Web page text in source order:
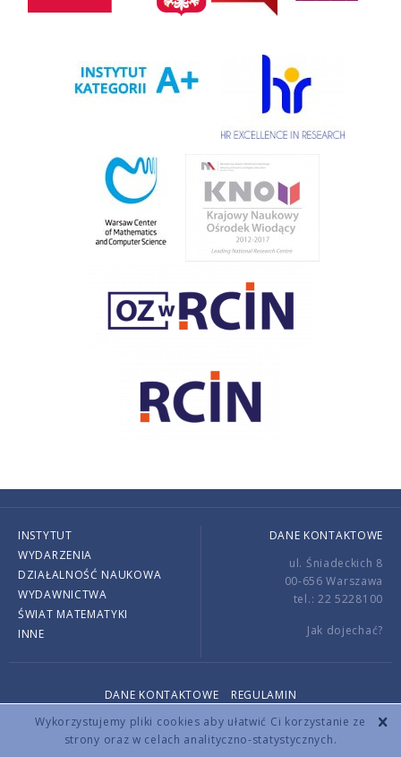
Wykorzystujemy pliki cookies aby ułatwić Ci korzystanie ze
strony oraz w celach analityczno-statystycznych.
INSTYTUT
WYDARZENIA
DZIAŁALNOŚĆ NAUKOWA
WYDAWNICTWA
ŚWIAT MATEMATYKI
INNE
DANE KONTAKTOWE
ul. Śniadeckich 8
00-656 Warszawa
tel.: 22 5228100
Jak dojechać?
DANE KONTAKTOWE
REGULAMIN
Copyright © 2026 by IMPAN. All rights reserved.